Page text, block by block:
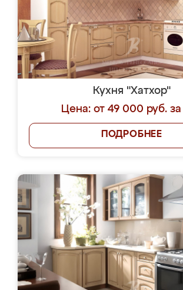
Кухня "Хатхор"
Цена: от 49 000 руб.
ПОДРОБНЕЕ